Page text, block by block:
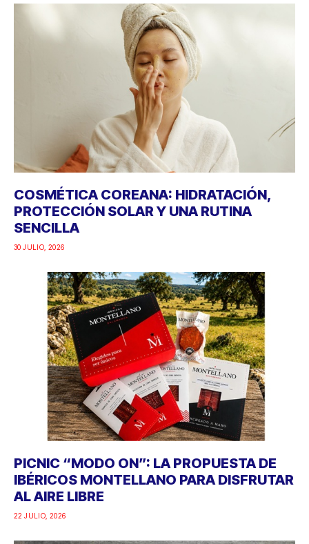
COSMÉTICA COREANA: HIDRATACIÓN,
PROTECCIÓN SOLAR Y UNA RUTINA
SENCILLA
30 JULIO, 2026
PICNIC “MODO ON”: LA PROPUESTA DE
IBÉRICOS MONTELLANO PARA DISFRUTAR
AL AIRE LIBRE
22 JULIO, 2026